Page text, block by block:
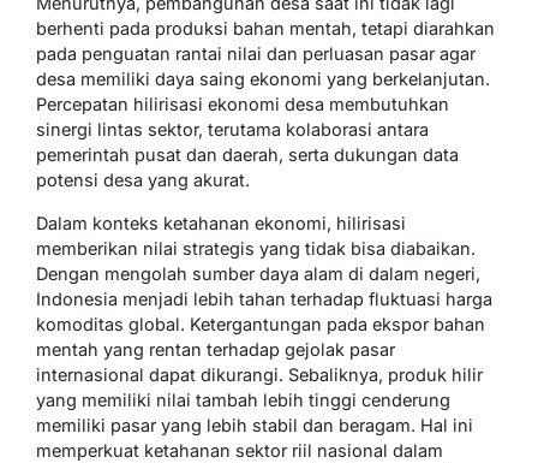
berhenti pada produksi bahan mentah, tetapi diarahkan
pada penguatan rantai nilai dan perluasan pasar agar
desa memiliki daya saing ekonomi yang berkelanjutan.
Percepatan hilirisasi ekonomi desa membutuhkan
sinergi lintas sektor, terutama kolaborasi antara
pemerintah pusat dan daerah, serta dukungan data
potensi desa yang akurat.
Dalam konteks ketahanan ekonomi, hilirisasi
memberikan nilai strategis yang tidak bisa diabaikan.
Dengan mengolah sumber daya alam di dalam negeri,
Indonesia menjadi lebih tahan terhadap fluktuasi harga
komoditas global. Ketergantungan pada ekspor bahan
mentah yang rentan terhadap gejolak pasar
internasional dapat dikurangi. Sebaliknya, produk hilir
yang memiliki nilai tambah lebih tinggi cenderung
memiliki pasar yang lebih stabil dan beragam. Hal ini
memperkuat ketahanan sektor riil nasional dalam